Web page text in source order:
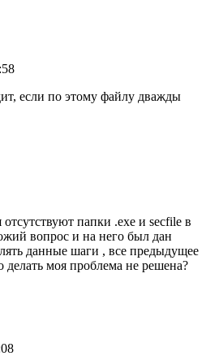
если по этому файлу дважды
отсутствуют папки .exe и secfile в
вопрос и на него был дан
данные шаги , все предыдущее
моя проблема не решена?